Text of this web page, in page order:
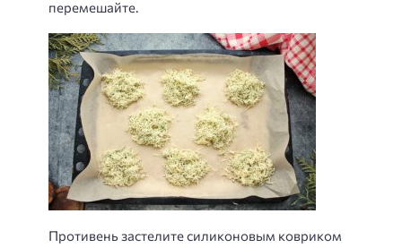
перемешайте.
Противень застелите силиконовым ковриком